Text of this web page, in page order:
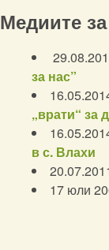
Медиите
за нас”
„врати“ за
в с. Влахи
17 юли